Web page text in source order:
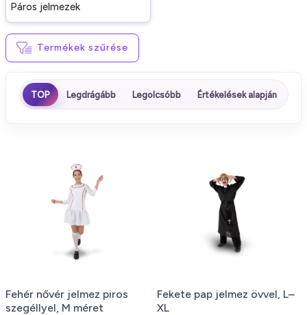
Páros jelmezek
Termékek szűrése
TOP Legdrágább Legolcsóbb Értékelések alapján
Fehér nővér jelmez piros
szegéllyel, M méret
Fekete pap jelmez övvel, L–
XL